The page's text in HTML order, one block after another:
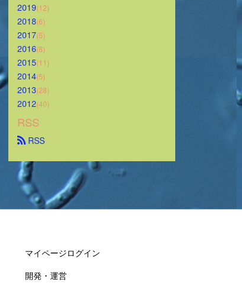
2019(12)
2018(6)
2017(5)
2016(8)
2015(11)
2014(5)
2013(28)
2012(40)
RSS
RSS
マイページログイン
開発・運営